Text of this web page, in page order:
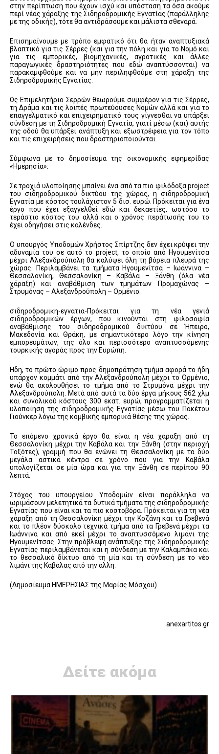
στην περίπτωση που έχουν ισχύ και υπόσταση τα όσα ακούμε
περί νέας χάραξης της Σιδηροδρομικής Εγνατίας (παράλληλης
με της οδικής), τότε θα αντιδράσουμε και μάλιστα σθεναρά.
Επισημαίνουμε με τρόπο εμφατικό ότι θα ήταν αναπτυξιακά
βλαπτικό για τις Σέρρες (και για την πόλη και για το Νομό και
για τις εμπορικές, βιομηχανικές, αγροτικές και άλλες
παραγωγικές δραστηριότητες που εδώ αναπτύσσονται) να
παρακαμφθούμε και να μην περιληφθούμε στη χάραξη της
Σιδηροδρομικής Εγνατίας.
Ως Επιμελητήριο Σερρών θεωρούμε συμφέρον για τις Σέρρες,
τη Δράμα και τις λοιπές πρωτεύουσες Νομών αλλά και για το
επαγγελματικό και επιχειρηματικό τους γίγνεσθαι να υπάρξει
σύνδεση με τη Σιδηροδρομική Εγνατία, γιατί μέσω (και) αυτής
της οδού θα υπάρξει ανάπτυξη και εξωστρέφεια για τον τόπο
και τις επιχειρήσεις που δραστηριοποιούνται.
Σύμφωνα με το δημοσίευμα της οικονομικής εφημερίδας
«Ημερησία»:
Σε τροχιά υλοποίησης μπαίνει ένα από τα πιο φιλόδοξα project
του σιδηροδρομικού δικτύου της χώρας, η σιδηροδρομική
Εγνατία με κόστος τουλάχιστον 5 δισ. ευρώ. Πρόκειται για ένα
έργο που έχει εξαγγελθεί εδώ και δεκαετίες, ωστόσο το
τεράστιο κόστος του αλλά και ο χρόνος περάτωσής του το
έχει οδηγήσει στις καλένδες.
Ο υπουργός Υποδομών Χρήστος Σπίρτζης δεν έχει κρύψει την
αδυναμία του σε αυτό το project, το οποίο από Ηγουμενίτσα
μέχρι Αλεξανδρούπολη θα καλύψει όλη τη βόρεια πλευρά της
χώρας. Περιλαμβάνει τα τμήματα Ηγουμενίτσα – Ιωάννινα –
Θεσσαλονίκη, Θεσσαλονίκη – Καβάλα – Ξάνθη (όλα νέα
χάραξη) και αναβάθμιση των τμημάτων Προμαχώνας –
Στρυμόνας – Αλεξανδρούπολη – Ορμένιο.
σιδηροδρομικη-εγνατια-Πρόκειται για τη νέα γενιά
σιδηροδρομικών έργων, που κινούνται στη φιλοσοφία
αναβάθμισης του σιδηροδρομικού δικτύου σε Ήπειρο,
Μακεδονία και Θράκη, με σημαντικότερο λόγο την κίνηση
εμπορευμάτων, της όλο και περισσότερο αναπτυσσόμενης
τουρκικής αγοράς προς την Ευρώπη.
Ηδη, το πρώτο ώριμο προς δημοπράτηση τμήμα αφορά το ήδη
υπάρχον κομμάτι από την Αλεξανδρούπολη μέχρι το Ορμένιο,
ενώ θα ακολουθήσει το τμήμα από το Στρυμόνα μέχρι την
Αλεξανδρούπολη. Μετά από αυτά τα δύο έργα μήκους 562 χλμ
και συνολικού κόστους 300 εκατ. ευρώ, προγραμματίζεται η
υλοποίηση της σιδηροδρομικής Εγνατίας μέσω του Πακέτου
Γιούνκερ λόγω της κομβικής εμπορικά θέσης της χώρας.
Το επόμενο χρονικά έργο θα είναι η νέα χάραξη από τη
Θεσσαλονίκη μέχρι την Καβάλα και την Ξάνθη (στην περιοχή
Τοξότες), γραμμή που θα ενώνει τη Θεσσαλονίκη με τα δύο
μεγάλα αστικά κέντρα σε χρόνο που για την Καβάλα
υπολογίζεται σε μία ώρα και για την Ξάνθη σε περίπου 90
λεπτά.
Στόχος του υπουργείου Υποδομών είναι παράλληλα να
ωριμάσουν μελετητικά τα δυτικά τμήματα της σιδηροδρομικής
Εγνατίας που είναι και τα πιο κοστοβόρα. Πρόκειται για τη νέα
χάραξη από τη Θεσσαλονίκη μέχρι την Κοζάνη και τα Γρεβενά
και το πλέον δύσκολο τεχνικά τμήμα από τα Γρεβενά μέχρι τα
Ιωάννινα και από εκεί μέχρι το αναπτυσσόμενο λιμάνι της
Ηγουμενίτσας. Στην πρόβλεψη ανάπτυξης της Σιδηροδρομικής
Εγνατίας περιλαμβάνεται και η σύνδεση με την Καλαμπάκα και
το θεσσαλικό δίκτυο από τη μία και τη σύνδεση με το νέο
λιμάνι της Καβάλας από την άλλη.
(Δημοσίευμα ΗΜΕΡΗΣΙΑΣ της Μαρίας Μόσχου)
anexartitos.gr
Δείτε ακόμα